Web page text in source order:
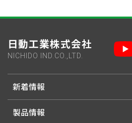
日動工業株式会社
NICHIDO IND.CO.,LTD.
新着情報
製品情報